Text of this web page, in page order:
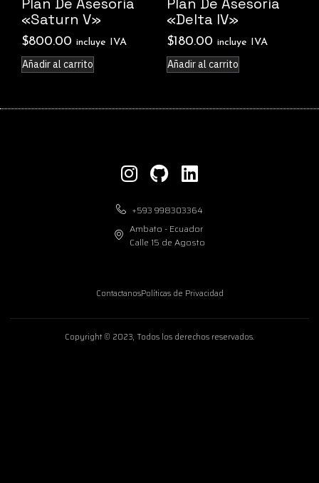
Plan De Asesoría
«Saturn V»
$800.00 incluye IVA
Añadir al carrito
Plan De Asesoría
«Delta IV»
$180.00 incluye IVA
Añadir al carrito
+593 998303364
Ambato - Ecuador
Calle 15 de Agosto
ContactanosPolíticas de Privacidad
Copyright © 2023, Todos los derechos reservados.